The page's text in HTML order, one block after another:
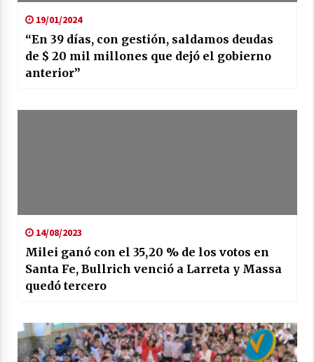
19/01/2024
“En 39 días, con gestión, saldamos deudas
de $ 20 mil millones que dejó el gobierno
anterior”
14/08/2023
Milei ganó con el 35,20 % de los votos en
Santa Fe, Bullrich venció a Larreta y Massa
quedó tercero